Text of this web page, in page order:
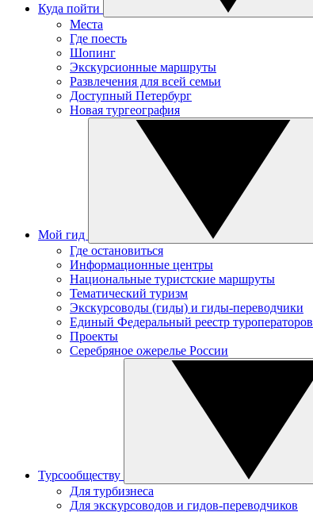
Куда пойти
Места
Где поесть
Шопинг
Экскурсионные маршруты
Развлечения для всей семьи
Доступный Петербург
Новая тургеография
Мой гид
Где остановиться
Информационные центры
Национальные туристские маршруты
Тематический туризм
Экскурсоводы (гиды) и гиды-переводчики
Единый Федеральный реестр туроператоров
Проекты
Серебряное ожерелье России
Турсообществу
Для турбизнеса
Для экскурсоводов и гидов-переводчиков